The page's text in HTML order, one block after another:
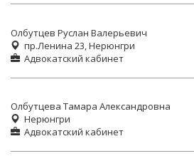
Олбутцев Руслан Валерьевич
пр.Ленина 23, Нерюнгри
Адвокатский кабинет
Олбутцева Тамара Александровна
Нерюнгри
Адвокатский кабинет